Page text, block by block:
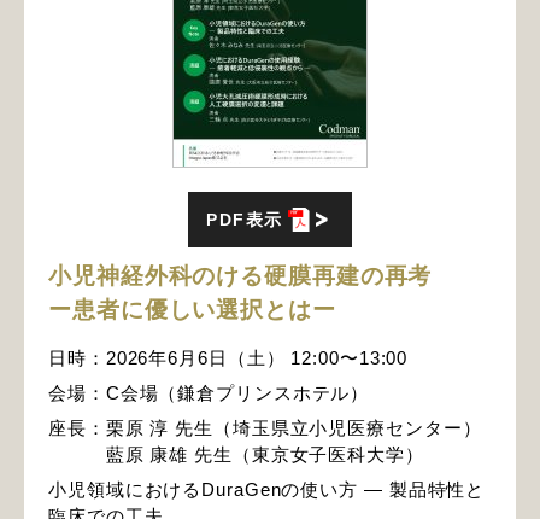
PDF表示
小児神経外科のける硬膜再建の再考
ー患者に優しい選択とはー
日時：2026年6月6日（土） 12:00〜13:00
会場：C会場（鎌倉プリンスホテル）
座長：栗原 淳 先生（埼玉県立小児医療センター）
藍原 康雄 先生（東京女子医科大学）
小児領域におけるDuraGenの使い方 ― 製品特性と